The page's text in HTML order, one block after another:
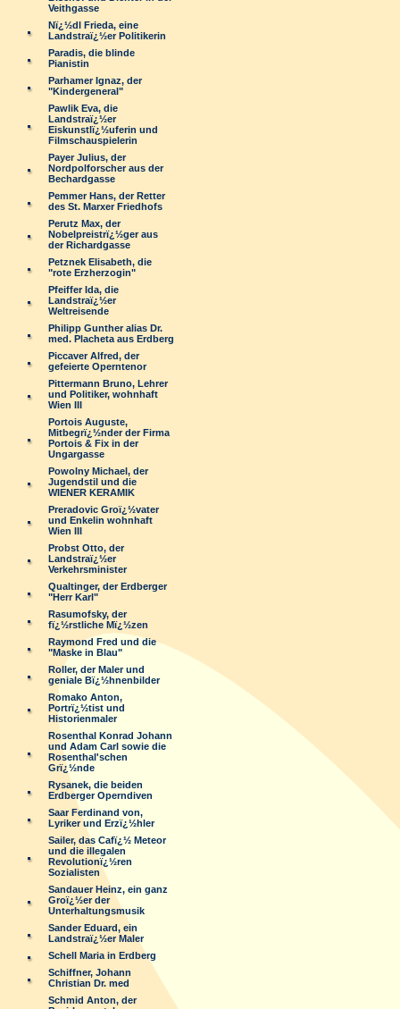
Veithgasse
Nï¿½dl Frieda, eine
Landstraï¿½er Politikerin
Paradis, die blinde
Pianistin
Parhamer Ignaz, der
"Kindergeneral"
Pawlik Eva, die
Landstraï¿½er
Eiskunstlï¿½uferin und
Filmschauspielerin
Payer Julius, der
Nordpolforscher aus der
Bechardgasse
Pemmer Hans, der Retter
des St. Marxer Friedhofs
Perutz Max, der
Nobelpreistrï¿½ger aus
der Richardgasse
Petznek Elisabeth, die
"rote Erzherzogin"
Pfeiffer Ida, die
Landstraï¿½er
Weltreisende
Philipp Gunther alias Dr.
med. Placheta aus Erdberg
Piccaver Alfred, der
gefeierte Operntenor
Pittermann Bruno, Lehrer
und Politiker, wohnhaft
Wien III
Portois Auguste,
Mitbegrï¿½nder der Firma
Portois & Fix in der
Ungargasse
Powolny Michael, der
Jugendstil und die
WIENER KERAMIK
Preradovic Groï¿½vater
und Enkelin wohnhaft
Wien III
Probst Otto, der
Landstraï¿½er
Verkehrsminister
Qualtinger, der Erdberger
"Herr Karl"
Rasumofsky, der
fï¿½rstliche Mï¿½zen
Raymond Fred und die
"Maske in Blau"
Roller, der Maler und
geniale Bï¿½hnenbilder
Romako Anton,
Portrï¿½tist und
Historienmaler
Rosenthal Konrad Johann
und Adam Carl sowie die
Rosenthal'schen
Grï¿½nde
Rysanek, die beiden
Erdberger Operndiven
Saar Ferdinand von,
Lyriker und Erzï¿½hler
Sailer, das Cafï¿½ Meteor
und die illegalen
Revolutionï¿½ren
Sozialisten
Sandauer Heinz, ein ganz
Groï¿½er der
Unterhaltungsmusik
Sander Eduard, ein
Landstraï¿½er Maler
Schell Maria in Erdberg
Schiffner, Johann
Christian Dr. med
Schmid Anton, der